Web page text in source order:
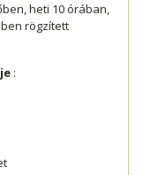
heti 10 órában,
rögzített
: